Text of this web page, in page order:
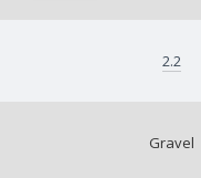
2.2
Gravel